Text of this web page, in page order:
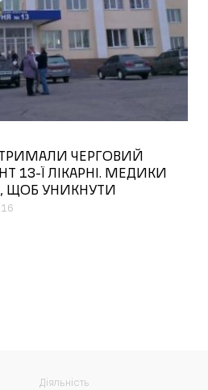
ЧЕРГОВИЙ
13-Ї ЛІКАРНІ. МЕДИКИ
ЩОБ УНИКНУТИ
Діяльність